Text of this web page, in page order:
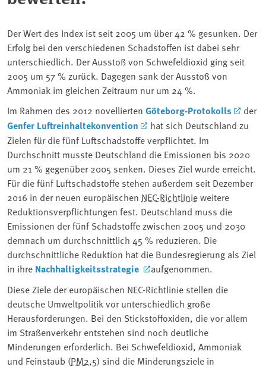
Der Wert des Index ist seit 2005 um über 42 % gesunken. Der
Erfolg bei den verschiedenen Schadstoffen ist dabei sehr
unterschiedlich. Der Ausstoß von Schwefeldioxid ging seit
2005 um 57 % zurück. Dagegen sank der Ausstoß von
Ammoniak im gleichen Zeitraum nur um 24 %.
Im Rahmen des 2012 novellierten Göteborg-Protokolls der
Genfer Luftreinhaltekonvention
hat sich Deutschland zu
Zielen für die fünf Luftschadstoffe verpflichtet. Im
Durchschnitt musste Deutschland die Emissionen bis 2020
um 21 % gegenüber 2005 senken. Dieses Ziel wurde erreicht.
Für die fünf Luftschadstoffe stehen außerdem seit Dezember
2016 in der neuen europäischen NEC-Richtlinieweitere
Reduktionsverpflichtungen fest. Deutschland muss die
Emissionen der fünf Schadstoffe zwischen 2005 und 2030
demnach um durchschnittlich 45 % reduzieren. Die
durchschnittliche Reduktion hat die Bundesregierung als Ziel
in ihre Nachhaltigkeitsstrategie
aufgenommen.
Diese Ziele der europäischen NEC-Richtlinie stellen die
deutsche Umweltpolitik vor unterschiedlich große
Herausforderungen. Bei den Stickstoffoxiden, die vor allem
im Straßenverkehr entstehen sind noch deutliche
Minderungen erforderlich. Bei Schwefeldioxid, Ammoniak
und Feinstaub (PM2,5) sind die Minderungsziele in